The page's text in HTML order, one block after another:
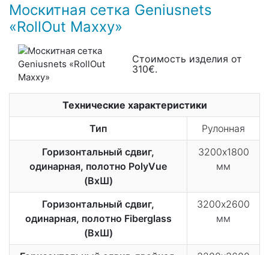
Москитная сетка Geniusnets
«RollOut Maxxy»
Стоимость изделия от
310€.
Технические характеристики
Тип
Рулонная
Горизонтальный сдвиг,
одинарная, полотно PolyVue
(ВхШ)
3200х1800
мм
Горизонтальный сдвиг,
одинарная, полотно Fiberglass
(ВхШ)
3200х2600
мм